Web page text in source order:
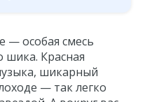
— особая смесь
шика. Красная
шикарный
— так легко